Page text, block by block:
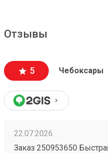
Отзывы
5 Чебоксары
22.07.2026
Заказ 250953650